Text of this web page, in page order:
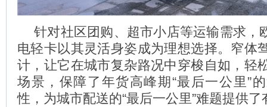
针对社区团购、超市小店等运输需求，
电轻卡以其灵活身姿成为理想选择。窄体
计，让它在城市复杂路况中穿梭自如，轻
场景，保障了年货高峰期“最后一公里”
性，为城市配送的“最后一公里”难题提供